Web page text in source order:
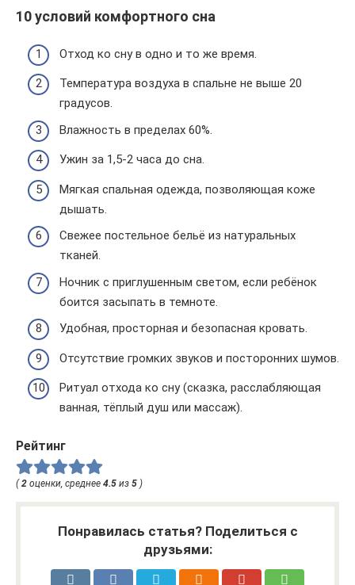
10 условий комфортного сна
Отход ко сну в одно и то же время.
Температура воздуха в спальне не выше 20
градусов.
Влажность в пределах 60%.
Ужин за 1,5-2 часа до сна.
Мягкая спальная одежда, позволяющая коже
дышать.
Свежее постельное бельё из натуральных
тканей.
Ночник с приглушенным светом, если ребёнок
боится засыпать в темноте.
Удобная, просторная и безопасная кровать.
Отсутствие громких звуков и посторонних шумов.
Ритуал отхода ко сну (сказка, расслабляющая
ванная, тёплый душ или массаж).
Рейтинг
(2 оценки, среднее 4.5 из 5 )
Понравилась статья? Поделиться с
друзьями: